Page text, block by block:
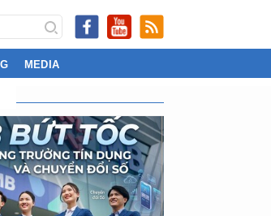
MEDIA